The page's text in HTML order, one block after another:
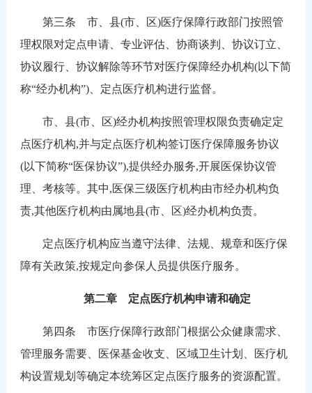
第三条 市、县(市、区)医疗保障行政部门按照管
理权限对定点申请、专业评估、协商谈判、协议订立、
协议履行、协议解除等环节对医疗保障经办机构(以下简
称“经办机构”)、定点医疗机构进行监督。
市、县(市、区)经办机构按照管理权限负责确定定
点医疗机构,并与定点医疗机构签订医疗保障服务协议
(以下简称“医保协议”),提供经办服务,开展医保协议管
理、考核等。其中,医保三级医疗机构由市经办机构负
责,其他医疗机构由属地县(市、区)经办机构负责。
定点医疗机构应当遵守法律、法规、规章和医疗保
障有关政策,按规定向参保人员提供医疗服务。
第二章 定点医疗机构申请和确定
第四条 市医疗保障行政部门根据公众健康需求、
管理服务需要、医保基金收支、区域卫生计划、医疗机
构设置规划等确定本统筹区定点医疗服务的资源配置。